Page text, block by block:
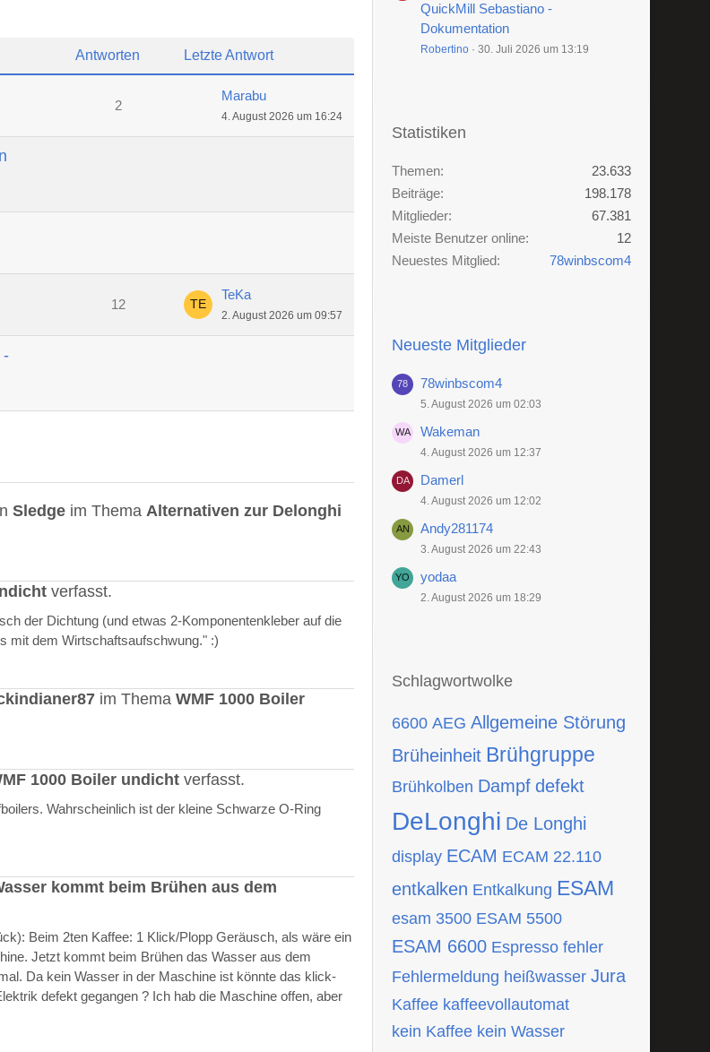
Antworten Letzte Antwort
2
Marabu
4. August 2026 um 16:24
12
TeKa
2. August 2026 um 09:57
-
Sledge im ThemaAlternativen zur Delonghi
verfasst.
der Dichtung (und etwas 2-Komponentenkleber auf die
mit dem Wirtschaftsaufschwung." :)
im ThemaWMF 1000 Boiler
1000 Boiler undicht verfasst.
Wahrscheinlich ist der kleine Schwarze O-Ring
kommt beim Brühen aus dem
Beim 2ten Kaffee: 1 Klick/Plopp Geräusch, als wäre ein
Jetzt kommt beim Brühen das Wasser aus dem
Da kein Wasser in der Maschine ist könnte das klick-
defekt gegangen ? Ich hab die Maschine offen, aber
QuickMill Sebastiano -
Dokumentation
Robertino 30. Juli 2026 um 13:19
Statistiken
Themen
23.633
Beiträge
198.178
Mitglieder
67.381
Meiste Benutzer online
12
Neuestes Mitglied
78winbscom4
Neueste Mitglieder
78winbscom4
5. August 2026 um 02:03
Wakeman
4. August 2026 um 12:37
Damerl
4. August 2026 um 12:02
Andy281174
3. August 2026 um 22:43
yodaa
2. August 2026 um 18:29
Schlagwortwolke
6600 AEG Allgemeine Störung
Brüheinheit Brühgruppe
Brühkolben Dampf defekt
DeLonghi De Longhi
display ECAM ECAM 22.110
entkalken Entkalkung ESAM
esam 3500 ESAM 5500
ESAM 6600 Espresso fehler
Fehlermeldung heißwasser Jura
Kaffee kaffeevollautomat
kein Kaffee kein Wasser